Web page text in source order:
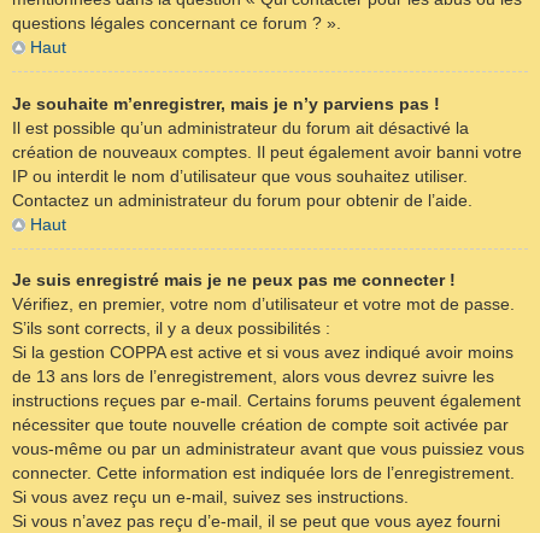
questions légales concernant ce forum ? ».
Haut
Je souhaite m’enregistrer, mais je n’y parviens pas !
Il est possible qu’un administrateur du forum ait désactivé la
création de nouveaux comptes. Il peut également avoir banni votre
IP ou interdit le nom d’utilisateur que vous souhaitez utiliser.
Contactez un administrateur du forum pour obtenir de l’aide.
Haut
Je suis enregistré mais je ne peux pas me connecter !
Vérifiez, en premier, votre nom d’utilisateur et votre mot de passe.
S’ils sont corrects, il y a deux possibilités :
Si la gestion COPPA est active et si vous avez indiqué avoir moins
de 13 ans lors de l’enregistrement, alors vous devrez suivre les
instructions reçues par e-mail. Certains forums peuvent également
nécessiter que toute nouvelle création de compte soit activée par
vous-même ou par un administrateur avant que vous puissiez vous
connecter. Cette information est indiquée lors de l’enregistrement.
Si vous avez reçu un e-mail, suivez ses instructions.
Si vous n’avez pas reçu d’e-mail, il se peut que vous ayez fourni